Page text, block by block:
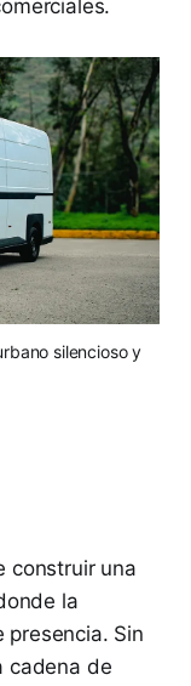
silencioso y
construir una
la
Sin
cadena de